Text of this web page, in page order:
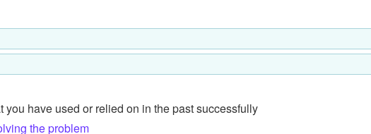
you have used or relied on in the past successfully
the problem